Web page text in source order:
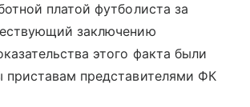
платой футболиста за
заключению
этого факта были
приставам представителями ФК